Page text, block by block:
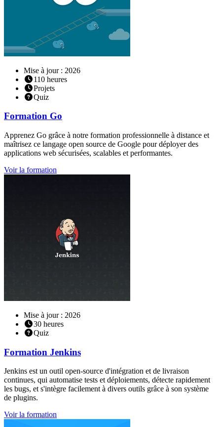
Mise à jour : 2026
110 heures
Projets
Quiz
Formation Go
Apprenez Go grâce à notre formation professionnelle à distance et
maîtrisez ce langage open source de Google pour déployer des
applications web sécurisées, scalables et performantes.
Voir la formation
Mise à jour : 2026
30 heures
Quiz
Formation Jenkins
Jenkins est un outil open-source d'intégration et de livraison
continues, qui automatise tests et déploiements, détecte rapidement
les bugs, et s'intègre facilement à divers outils grâce à son système
de plugins.
Voir la formation